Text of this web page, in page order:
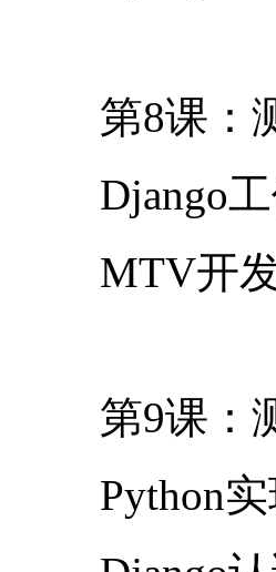
第8课：
Django
MTV开
第9课：
Python